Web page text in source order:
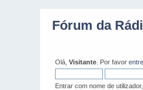
Fórum da
Olá,Visitante . Por favorentre
Entrar com nome de